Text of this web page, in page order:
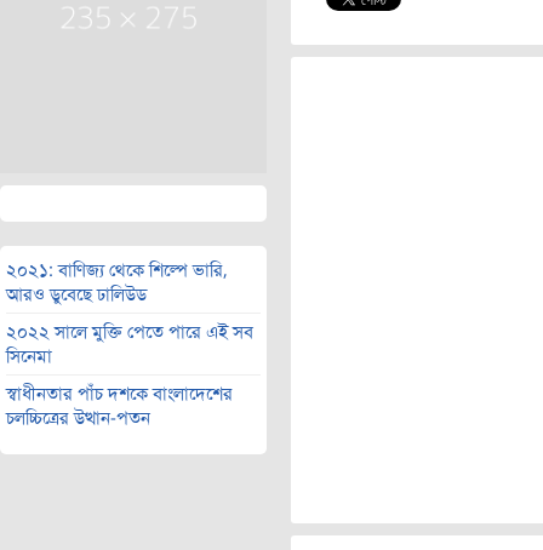
২০২১: বাণিজ্য থেকে শিল্পে ভারি,
আরও ডুবেছে ঢালিউড
২০২২ সালে মুক্তি পেতে পারে এই সব
সিনেমা
স্বাধীনতার পাঁচ দশকে বাংলাদেশের
চলচ্চিত্রের উত্থান-পতন